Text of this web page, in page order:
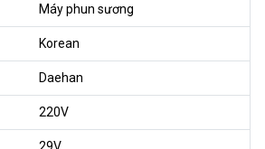
Máy phun sương
Korean
Daehan
220V
29V